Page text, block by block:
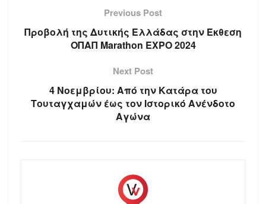
Previous Post
Προβολή της Δυτικής Ελλάδας στην Έκθεση
ΟΠΑΠ Marathon EXPO 2024
Next Post
4 Νοεμβρίου: Από την Κατάρα του
Τουταγχαμών έως τον Ιστορικό Ανένδοτο
Αγώνα